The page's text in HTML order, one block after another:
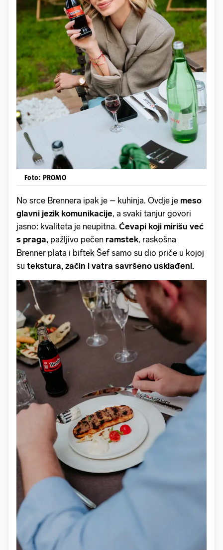
Foto: PROMO
No srce Brennera ipak je – kuhinja. Ovdje je meso
glavni jezik komunikacije, a svaki tanjur govori
jasno: kvaliteta je neupitna. Ćevapi koji mirišu već
s praga, pažljivo pečen ramstek, raskošna
Brenner plata i biftek Šef samo su dio priče u kojoj
su tekstura, začin i vatra savršeno usklađeni.